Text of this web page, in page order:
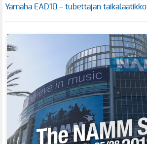
Yamaha EAD10 – tubettajan taikalaatikko